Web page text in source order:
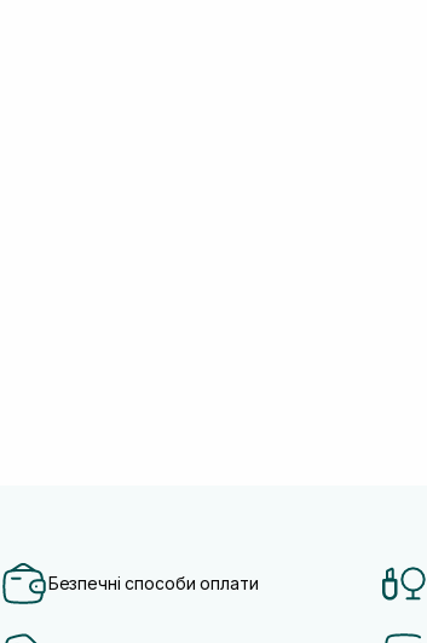
Безпечні способи оплати